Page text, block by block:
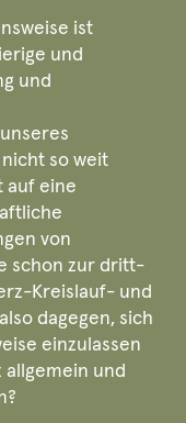
ist
und
und
so weit
auf eine
von
schon zur dritt-
Kreislauf- und
dagegen, sich
einzulassen
allgemein und